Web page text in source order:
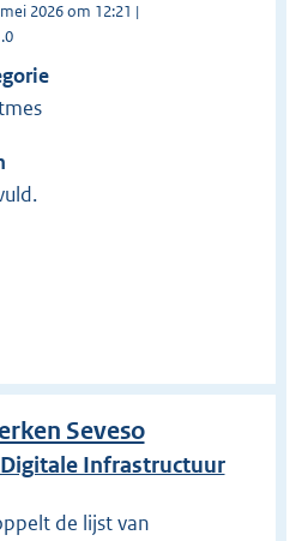
2026 om 12:21 |
Seveso
Infrastructuur
de lijst van